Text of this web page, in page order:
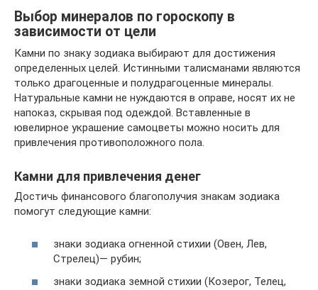
Выбор минералов по гороскопу в
зависимости от цели
Камни по знаку зодиака выбирают для достижения
определенных целей. Истинными талисманами являются
только драгоценные и полудрагоценные минералы.
Натуральные камни не нуждаются в оправе, носят их не
напоказ, скрывая под одеждой. Вставленные в
ювелирное украшение самоцветы можно носить для
привлечения противоположного пола.
Камни для привлечения денег
Достичь финансового благополучия знакам зодиака
помогут следующие камни:
знаки зодиака огненной стихии (Овен, Лев,
Стрелец)— рубин;
знаки зодиака земной стихии (Козерог, Телец,